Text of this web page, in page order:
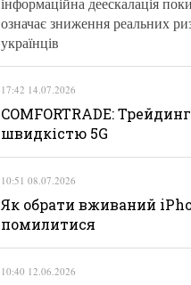
означає зниження реальних
українців
17:42 14.07.2026
COMFORTRADE: Трейдинг
швидкістю 5G
10:51 08.07.2026
Як обрати вживаний
помилитися
10:40 12.06.2026